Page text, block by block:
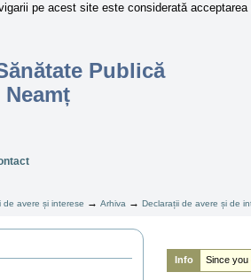
pe acest site este considerată acceptarea
Publică
de avere și interese →Arhiva →Declarații de avere și de
Info Since you